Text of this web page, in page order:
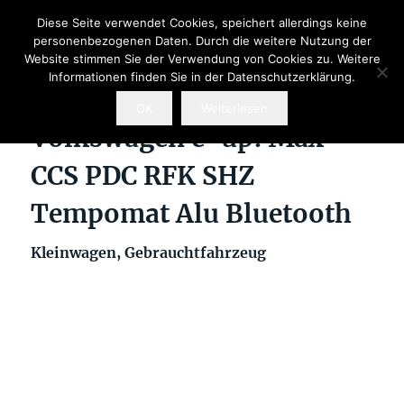
Volkswagen e-up! Max
CCS PDC RFK SHZ
Tempomat Alu Bluetooth
Kleinwagen, Gebrauchtfahrzeug
Diese Seite verwendet Cookies, speichert allerdings keine
personenbezogenen Daten. Durch die weitere Nutzung der
Website stimmen Sie der Verwendung von Cookies zu. Weitere
Informationen finden Sie in der Datenschutzerklärung.